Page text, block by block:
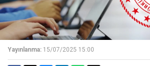
Yayınlanma: 15/07/2025 15:00